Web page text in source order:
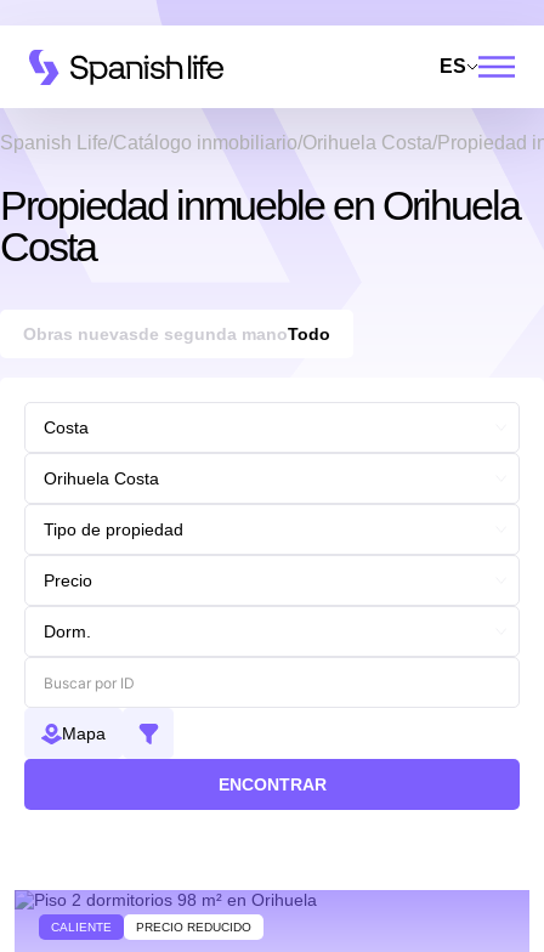
ES
Spanish Life Catálogo inmobiliario Orihuela Costa Propiedad
Propiedad inmueble en Orihuela
Costa
Obras nuevasde segunda manoTodo
Mapa
ENCONTRAR
CALIENTE PRECIO REDUCIDO